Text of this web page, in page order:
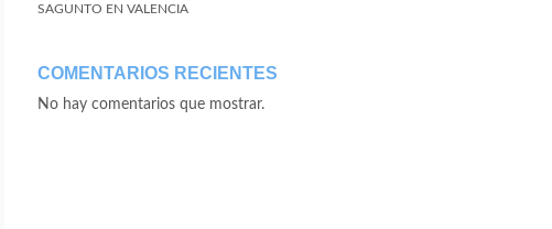
SAGUNTO EN VALENCIA
COMENTARIOS RECIENTES
No hay comentarios que mostrar.